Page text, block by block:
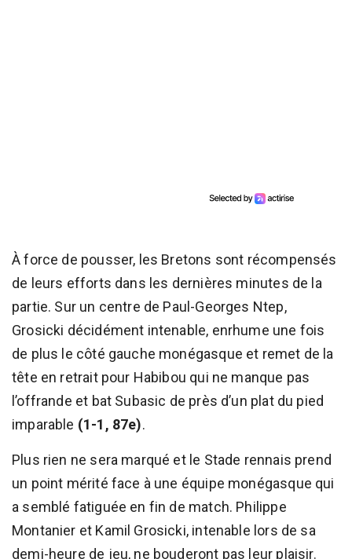
À force de pousser, les Bretons sont récompensés
de leurs efforts dans les dernières minutes de la
partie. Sur un centre de Paul-Georges Ntep,
Grosicki décidément intenable, enrhume une fois
de plus le côté gauche monégasque et remet de la
tête en retrait pour Habibou qui ne manque pas
l’offrande et bat Subasic de près d’un plat du pied
imparable (1-1, 87e).
Plus rien ne sera marqué et le Stade rennais prend
un point mérité face à une équipe monégasque qui
a semblé fatiguée en fin de match. Philippe
Montanier et Kamil Grosicki, intenable lors de sa
demi-heure de jeu, ne bouderont pas leur plaisir.